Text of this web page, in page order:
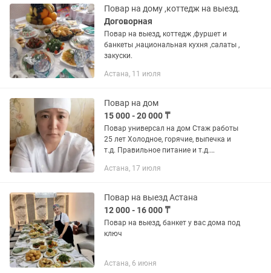
Повар на дому ,коттедж на выезд.
Договорная
Повар на выезд, коттедж ,фуршет и
банкеты ,национальная кухня ,салаты ,
закуски.
Астана, 11 июля
Повар на дом
15 000 - 20 000 ₸
Повар универсал на дом Стаж работы
25 лет Холодное, горячие, выпечка и
т.д. Правильное питание и т.д.
рассматриваю
Астана, 17 июля
Повар на выезд Астана
12 000 - 16 000 ₸
Повар на выезд, банкет у вас дома под
ключ
Астана, 6 июня